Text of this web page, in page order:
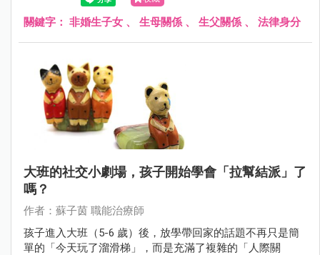
關鍵字： 非婚生子女 、 生母關係 、 生父關係 、 法律身分
大班的社交小劇場，孩子開始學會「拉幫結派」了
嗎？
作者：蘇子茵 職能治療師
孩子進入大班（5-6 歲）後，放學帶回家的話題不再只是簡
單的「今天玩了溜滑梯」，而是充滿了複雜的「人際關